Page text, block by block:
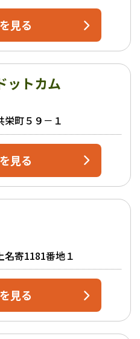
見る
ットカム
栄町５９－１
見る
名寄1181番地１
見る